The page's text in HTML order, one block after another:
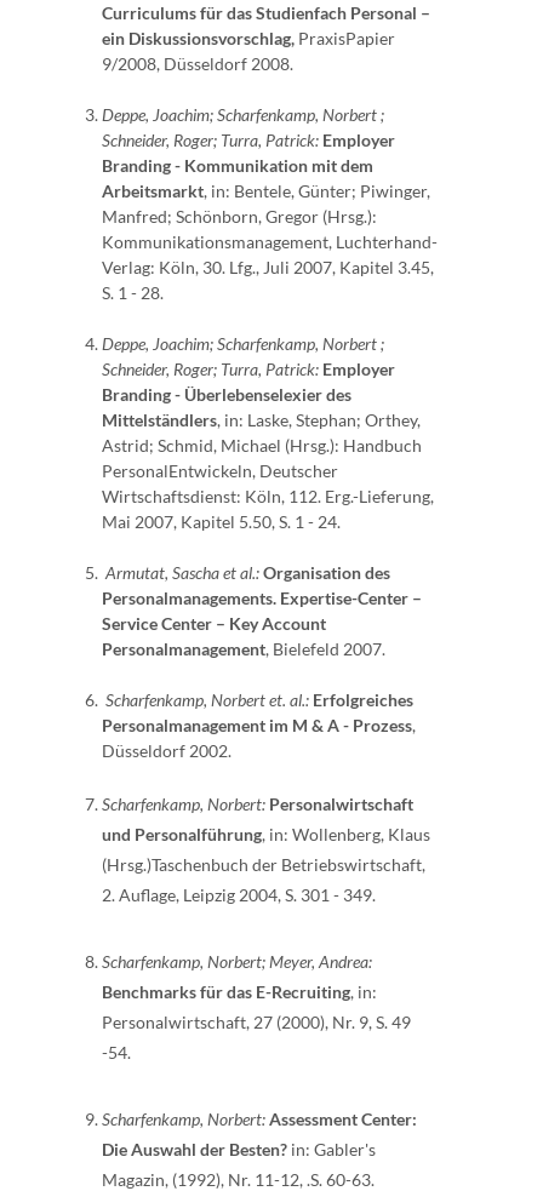
Curriculums für das Studienfach Personal –
ein Diskussionsvorschlag, PraxisPapier
9/2008, Düsseldorf 2008.
Deppe, Joachim; Scharfenkamp, Norbert ;
Schneider, Roger; Turra, Patrick: Employer
Branding - Kommunikation mit dem
Arbeitsmarkt, in: Bentele, Günter; Piwinger,
Manfred; Schönborn, Gregor (Hrsg.):
Kommunikationsmanagement, Luchterhand-
Verlag: Köln, 30. Lfg., Juli 2007, Kapitel 3.45,
S. 1 - 28.
Deppe, Joachim; Scharfenkamp, Norbert ;
Schneider, Roger; Turra, Patrick: Employer
Branding - Überlebenselexier des
Mittelständlers, in: Laske, Stephan; Orthey,
Astrid; Schmid, Michael (Hrsg.): Handbuch
PersonalEntwickeln, Deutscher
Wirtschaftsdienst: Köln, 112. Erg.-Lieferung,
Mai 2007, Kapitel 5.50, S. 1 - 24.
Armutat, Sascha et al.:Organisation des
Personalmanagements. Expertise-Center –
Service Center – Key Account
Personalmanagement, Bielefeld 2007.
Scharfenkamp, Norbert et. al.: Erfolgreiches
Personalmanagement im M & A - Prozess,
Düsseldorf 2002.
Scharfenkamp, Norbert: Personalwirtschaft
und Personalführung, in: Wollenberg, Klaus
(Hrsg.)Taschenbuch der Betriebswirtschaft,
2. Auflage, Leipzig 2004, S. 301 - 349.
Scharfenkamp, Norbert; Meyer, Andrea:
Benchmarks für das E-Recruiting, in:
Personalwirtschaft, 27 (2000), Nr. 9, S. 49
-54.
Scharfenkamp, Norbert:Assessment Center:
Die Auswahl der Besten? in: Gabler's
Magazin, (1992), Nr. 11-12, .S. 60-63.